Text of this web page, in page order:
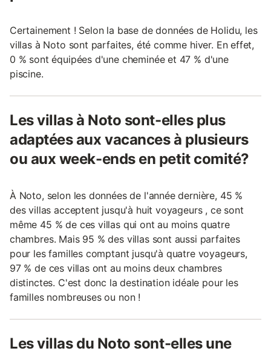
Certainement ! Selon la base de données de Holidu, les
villas à Noto sont parfaites, été comme hiver. En effet,
0 % sont équipées d'une cheminée et 47 % d'une
piscine.
Les villas à Noto sont-elles plus
adaptées aux vacances à plusieurs
ou aux week-ends en petit comité?
À Noto, selon les données de l'année dernière, 45 %
des villas acceptent jusqu'à huit voyageurs , ce sont
même 45 % de ces villas qui ont au moins quatre
chambres. Mais 95 % des villas sont aussi parfaites
pour les familles comptant jusqu'à quatre voyageurs,
97 % de ces villas ont au moins deux chambres
distinctes. C'est donc la destination idéale pour les
familles nombreuses ou non !
Les villas du Noto sont-elles une